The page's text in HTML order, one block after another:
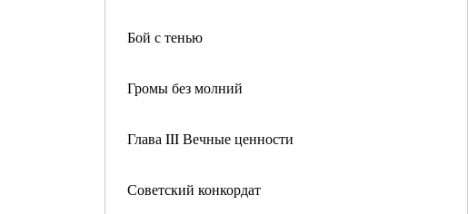
Бой с тенью
Громы без молний
Глава III Вечные ценности
Советский конкордат